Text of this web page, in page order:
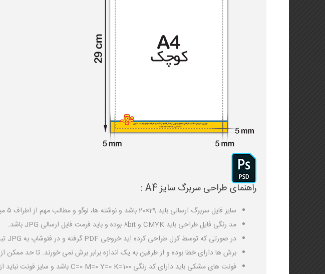
راهنمای طراحی سربرگ سایز A4 :
سایز فایل سربرگ ارسالی باید 29×20 باشد و نوشته ها، لوگو و مطالب مهم از اطراف ۵ میلی متر فاصله داشته باشد.
مد رنگی فایل طراحی باید CMYK و ۸bit بوده و باید فرمت فایل ارسالی JPG باشد.
در صورتی که توسط کرل طراحی کرده اید خروجی PDF گرفته و در فتوشاپ به JPG تبدیل نمائید.
برش ها دارای خطا بوده و از طرفین به یک اندازه برابر برش نمی خورند. تا حد ممکن
فونت های مشکی باید دارای کد رنگی C=0 M=0 Y=0 K=100 باشد و سایز فونت نباید از ۶ پوینت کمتر باشد.